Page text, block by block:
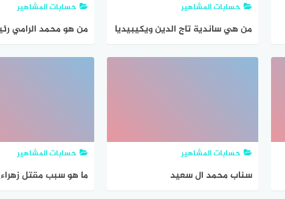
حسابات المشاهير
من هي ساندية تاج الدين ويكيبيديا
حسابات المشاهير
من هو محمد الرامي
حسابات المشاهير
سناب محمد ال سعيد
حسابات المشاهير
ما هو سبب مقتل زهراء